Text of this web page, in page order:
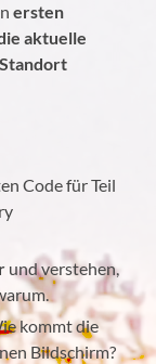
ersten
aktuelle
Code für Teil
und verstehen,
kommt die
Bildschirm?